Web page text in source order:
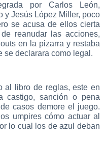
por Carlos León,
y Jesús López Miller, poco
se acusa de ellos cierta
reanudar las acciones,
en la pizarra y restaba
se declarara como legal.
al libro de reglas, este en
castigo, sanción o pena
casos demore el juego.
umpires cómo actuar al
lo cual los de azul deban